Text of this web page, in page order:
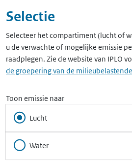
Selectie
Selecteer het compartiment (lucht of
u de verwachte of mogelijke emissie
raadplegen. Zie de website van IPLO
de groepering van de
Toon emissie naar
Lucht
Water